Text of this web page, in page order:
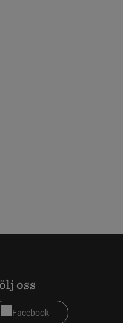
oss
Facebook